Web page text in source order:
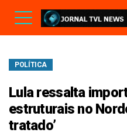
POLÍTICA
Lula ressalta
estruturais no
tratado’